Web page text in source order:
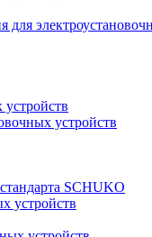
для
устройств
устройств
SCHUKO
устройств